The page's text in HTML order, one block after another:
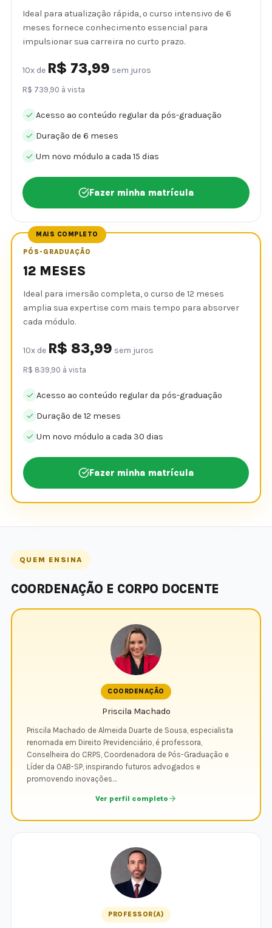
Ideal para atualização rápida, o curso intensivo de 6
meses fornece conhecimento essencial para
impulsionar sua carreira no curto prazo.
10x de R$ 73,99 sem juros
R$ 739,90 à vista
Acesso ao conteúdo regular da pós-graduação
Duração de 6 meses
Um novo módulo a cada 15 dias
Fazer minha matrícula
MAIS COMPLETO
PÓS-GRADUAÇÃO
12 MESES
Ideal para imersão completa, o curso de 12 meses
amplia sua expertise com mais tempo para absorver
cada módulo.
10x de R$ 83,99 sem juros
R$ 839,90 à vista
Acesso ao conteúdo regular da pós-graduação
Duração de 12 meses
Um novo módulo a cada 30 dias
Fazer minha matrícula
QUEM ENSINA
COORDENAÇÃO E CORPO DOCENTE
COORDENAÇÃO
Priscila Machado
Priscila Machado de Almeida Duarte de Sousa, especialista
renomada em Direito Previdenciário, é professora,
Conselheira do CRPS, Coordenadora de Pós-Graduação e
Líder da OAB-SP, inspirando futuros advogados e
promovendo inovações…
Ver perfil completo
PROFESSOR(A)